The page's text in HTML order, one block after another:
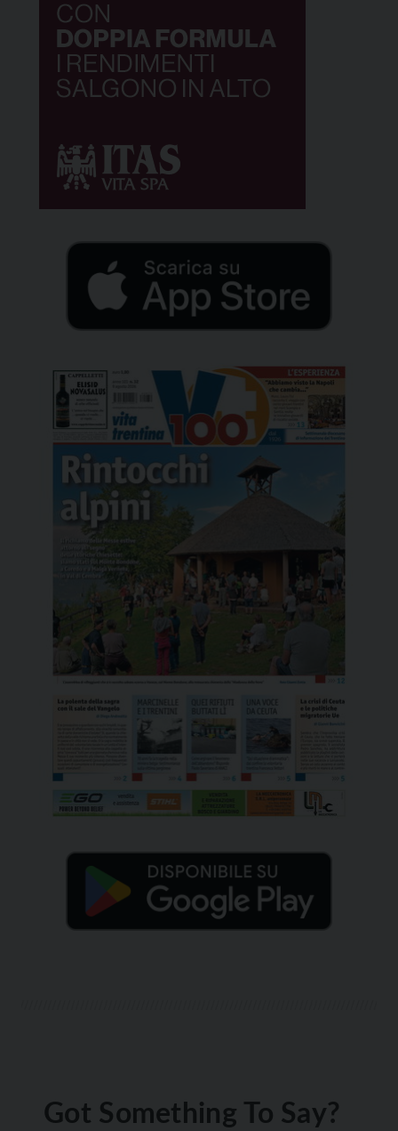
Got Something To Say?